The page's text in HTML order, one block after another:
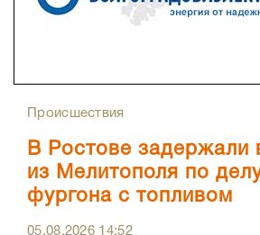
Происшествия
В Ростове задержали
из Мелитополя по
фургона с топливом
05.08.2026 14:52